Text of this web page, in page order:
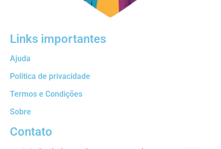
Links importantes
Ajuda
Politica de privacidade
Termos e Condições
Sobre
Contato